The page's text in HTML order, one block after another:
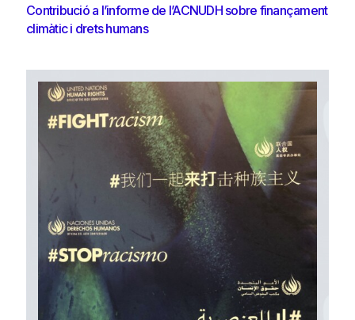
Contribució a l’informe de l’ACNUDH sobre finançament
climàtic i drets humans